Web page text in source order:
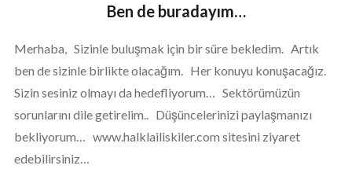
Ben de buradayım…
Merhaba, Sizinle buluşmak için bir süre bekledim. Artık
ben de sizinle birlikte olacağım. Her konuyu konuşacağız.
Sizin sesiniz olmayı da hedefliyorum… Sektörümüzün
sorunlarını dile getirelim.. Düşüncelerinizi paylaşmanızı
bekliyorum… www.halklailiskiler.com sitesini ziyaret
edebilirsiniz…